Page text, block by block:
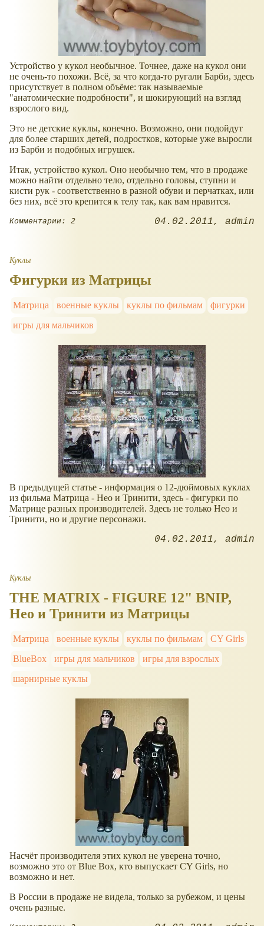
Устройство у кукол необычное. Точнее, даже на кукол они
не очень-то похожи. Всё, за что когда-то ругали Барби, здесь
присутствует в полном объёме: так называемые
"анатомические подробности", и шокирующий на взгляд
взрослого вид.
Это не детские куклы, конечно. Возможно, они подойдут
для более старших детей, подростков, которые уже выросли
из Барби и подобных игрушек.
Итак, устройство кукол. Оно необычно тем, что в продаже
можно найти отдельно тело, отдельно головы, ступни и
кисти рук - соответственно в разной обуви и перчатках, или
без них, всё это крепится к телу так, как вам нравится.
Комментарии: 2 04.02.2011 admin
Куклы
Фигурки из Матрицы
Матрица военные куклы куклы по фильмам
фигурки
игры для мальчиков
В предыдущей статье - информация о 12-дюймовых куклах
из фильма Матрица - Нео и Тринити, здесь - фигурки по
Матрице разных производителей. Здесь не только Нео и
Тринити, но и другие персонажи.
04.02.2011 admin
Куклы
THE MATRIX - FIGURE 12" BNIP,
Нео и Тринити из Матрицы
Матрица военные куклы куклы по фильмам
CY Girls
BlueBox
игры для мальчиков
игры для взрослых
шарнирные куклы
Насчёт производителя этих кукол не уверена точно,
возможно это от Blue Box, кто выпускает CY Girls, но
возможно и нет.
В России в продаже не видела, только за рубежом, и цены
очень разные.